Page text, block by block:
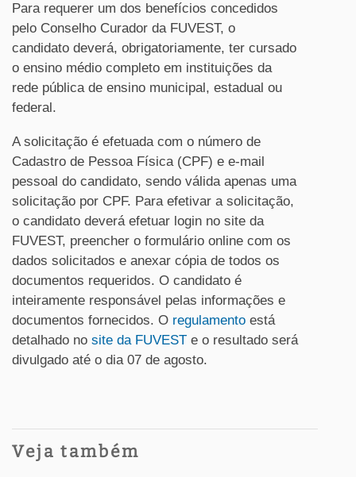
Para requerer um dos benefícios concedidos
pelo Conselho Curador da FUVEST, o
candidato deverá, obrigatoriamente, ter cursado
o ensino médio completo em instituições da
rede pública de ensino municipal, estadual ou
federal.
A solicitação é efetuada com o número de
Cadastro de Pessoa Física (CPF) e e-mail
pessoal do candidato, sendo válida apenas uma
solicitação por CPF. Para efetivar a solicitação,
o candidato deverá efetuar login no site da
FUVEST, preencher o formulário online com os
dados solicitados e anexar cópia de todos os
documentos requeridos. O candidato é
inteiramente responsável pelas informações e
documentos fornecidos. O regulamento está
detalhado no site da FUVEST e o resultado será
divulgado até o dia 07 de agosto.
Veja também